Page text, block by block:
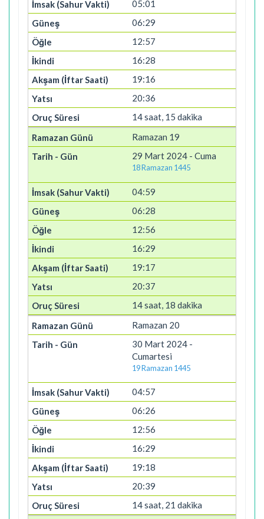
05:01
06:29
12:57
16:28
19:16
20:36
14 saat, 15 dakika
Ramazan 19
29 Mart 2024 - Cuma
18 Ramazan 1445
04:59
06:28
12:56
16:29
19:17
20:37
14 saat, 18 dakika
Ramazan 20
30 Mart 2024 -
Cumartesi
19 Ramazan 1445
04:57
06:26
12:56
16:29
19:18
20:39
14 saat, 21 dakika